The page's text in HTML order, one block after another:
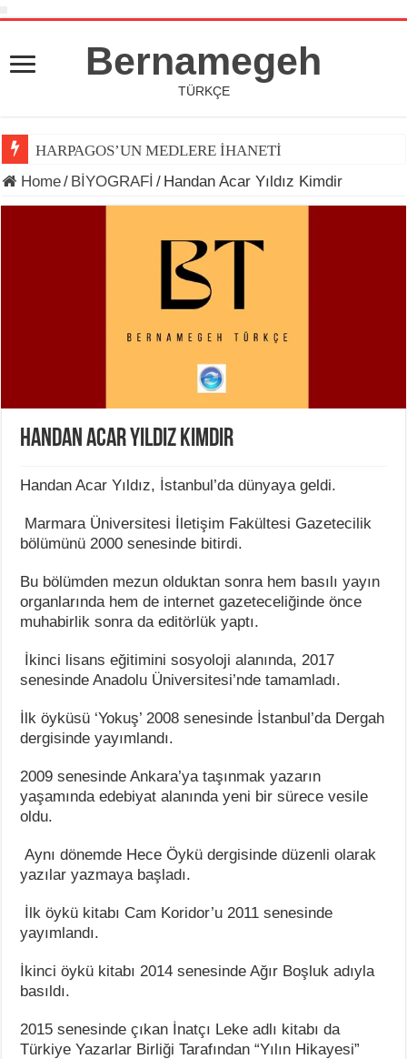
Bernamegeh
TÜRKÇE
HARPAGOS’UN MEDLERE İHANETİ
Home/ BİYOGRAFİ / Handan Acar Yıldız Kimdir
Handan Acar Yıldız Kimdir
Handan Acar Yıldız, İstanbul’da dünyaya geldi.
Marmara Üniversitesi İletişim Fakültesi Gazetecilik
bölümünü 2000 senesinde bitirdi.
Bu bölümden mezun olduktan sonra hem basılı yayın
organlarında hem de internet gazeteceliğinde önce
muhabirlik sonra da editörlük yaptı.
İkinci lisans eğitimini sosyoloji alanında, 2017
senesinde Anadolu Üniversitesi’nde tamamladı.
İlk öyküsü ‘Yokuş’ 2008 senesinde İstanbul’da Dergah
dergisinde yayımlandı.
2009 senesinde Ankara’ya taşınmak yazarın
yaşamında edebiyat alanında yeni bir sürece vesile
oldu.
Aynı dönemde Hece Öykü dergisinde düzenli olarak
yazılar yazmaya başladı.
İlk öykü kitabı Cam Koridor’u 2011 senesinde
yayımlandı.
İkinci öykü kitabı 2014 senesinde Ağır Boşluk adıyla
basıldı.
2015 senesinde çıkan İnatçı Leke adlı kitabı da
Türkiye Yazarlar Birliği Tarafından “Yılın Hikayesi”